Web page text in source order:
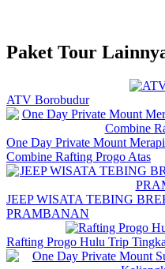
Paket Tour
ATV Borobudur
One Day Private Mount
Combine Rafting Progo Atas
JEEP WISATA TEBING
PRAMBANAN
Rafting Progo Hulu Trip